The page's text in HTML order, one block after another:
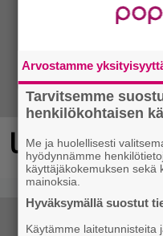
Ubisoftin
Arvostamme
Tarvitsemme
henkilökohtaisen
Me ja huolellisesti
hyödynnämme
käyttäjäkokemuksen sekä
mainoksia.
Hyväksymällä suostut
Käytämme laitetunnisteita